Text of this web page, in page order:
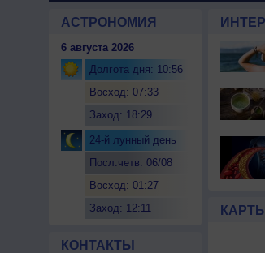
АСТРОНОМИЯ
6 августа 2026
Долгота дня: 10:56
Восход: 07:33
Заход: 18:29
24-й лунный день
Посл.четв. 06/08
Восход: 01:27
Заход: 12:11
КОНТАКТЫ